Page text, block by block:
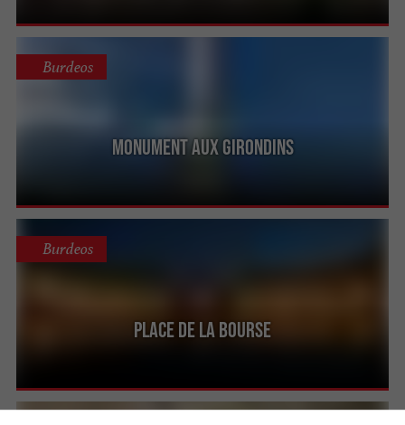
Monument aux Girondins
Burdeos
Place de la Bourse
Burdeos